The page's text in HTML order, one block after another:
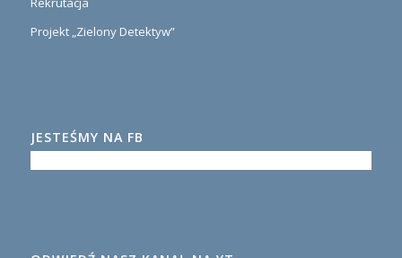
Projekt „Zielony Detektyw”
JESTEŚMY NA FB